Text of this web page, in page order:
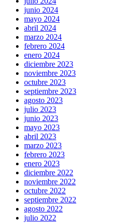
junio 2024
mayo 2024
abril 2024
marzo 2024
febrero 2024
enero 2024
diciembre 2023
noviembre 2023
octubre 2023
septiembre 2023
agosto 2023
julio 2023
junio 2023
mayo 2023
abril 2023
marzo 2023
febrero 2023
enero 2023
diciembre 2022
noviembre 2022
octubre 2022
septiembre 2022
agosto 2022
julio 2022